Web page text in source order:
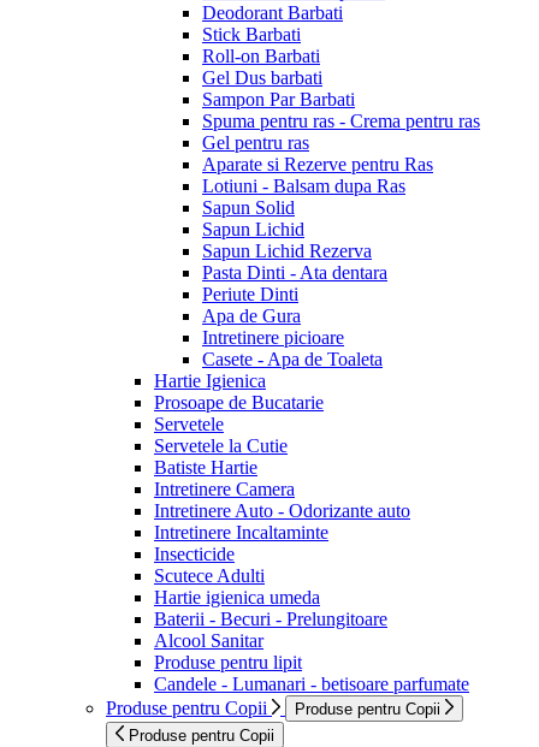
Deodorant Barbati
Stick Barbati
Roll-on Barbati
Gel Dus barbati
Sampon Par Barbati
Spuma pentru ras - Crema pentru ras
Gel pentru ras
Aparate si Rezerve pentru Ras
Lotiuni - Balsam dupa Ras
Sapun Solid
Sapun Lichid
Sapun Lichid Rezerva
Pasta Dinti - Ata dentara
Periute Dinti
Apa de Gura
Intretinere picioare
Casete - Apa de Toaleta
Hartie Igienica
Prosoape de Bucatarie
Servetele
Servetele la Cutie
Batiste Hartie
Intretinere Camera
Intretinere Auto - Odorizante auto
Intretinere Incaltaminte
Insecticide
Scutece Adulti
Hartie igienica umeda
Baterii - Becuri - Prelungitoare
Alcool Sanitar
Produse pentru lipit
Candele - Lumanari - betisoare parfumate
Produse pentru Copii
Produse pentru Copii
Produse pentru Copii